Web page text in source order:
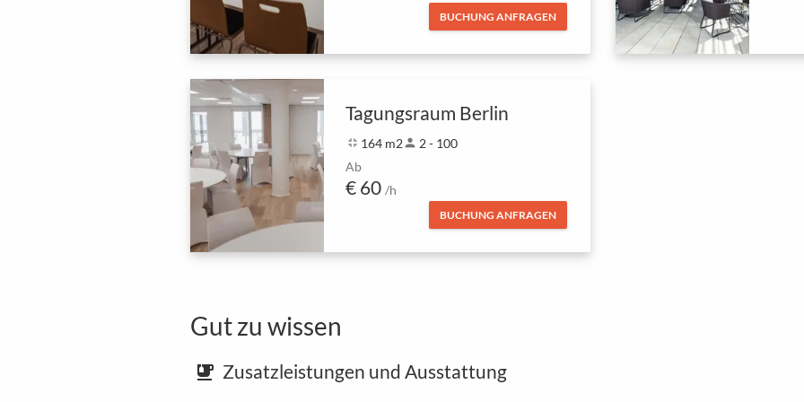
BUCHUNG ANFRAGEN
Tagungsraum Berlin
fullscreen_exit 164 m2person 2 - 100
Ab
€ 60 /h
BUCHUNG ANFRAGEN
Gut zu wissen
emoji_food_beverage Zusatzleistungen und Ausstattung